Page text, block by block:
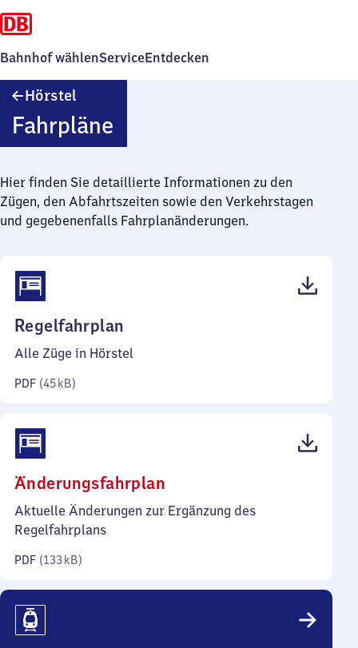
Bahnhof wählenServiceEntdecken
Hörstel
Fahrpläne
Hier finden Sie detaillierte Informationen zu den
Zügen, den Abfahrtszeiten sowie den Verkehrstagen
und gegebenenfalls Fahrplanänderungen.
Regelfahrplan
45
Alle Züge in Hörstel
PDF (45 kB)
Änderungsfahrplan
133
Aktuelle Änderungen zur Ergänzung des
Regelfahrplans
PDF (133 kB)